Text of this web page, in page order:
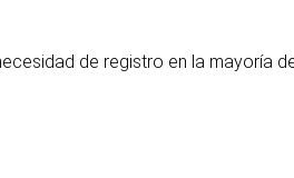
de registro en la mayoría